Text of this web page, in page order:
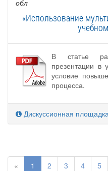
обл
«Использование
В статье
презентации в
условие
процесса.
Дискуссионная площадка
« 1 2 3 4 5